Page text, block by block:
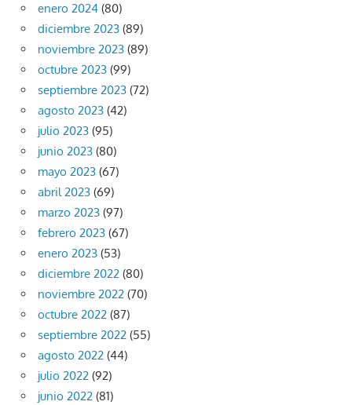
enero 2024 (80)
diciembre 2023 (89)
noviembre 2023 (89)
octubre 2023 (99)
septiembre 2023 (72)
agosto 2023 (42)
julio 2023 (95)
junio 2023 (80)
mayo 2023 (67)
abril 2023 (69)
marzo 2023 (97)
febrero 2023 (67)
enero 2023 (53)
diciembre 2022 (80)
noviembre 2022 (70)
octubre 2022 (87)
septiembre 2022 (55)
agosto 2022 (44)
julio 2022 (92)
junio 2022 (81)